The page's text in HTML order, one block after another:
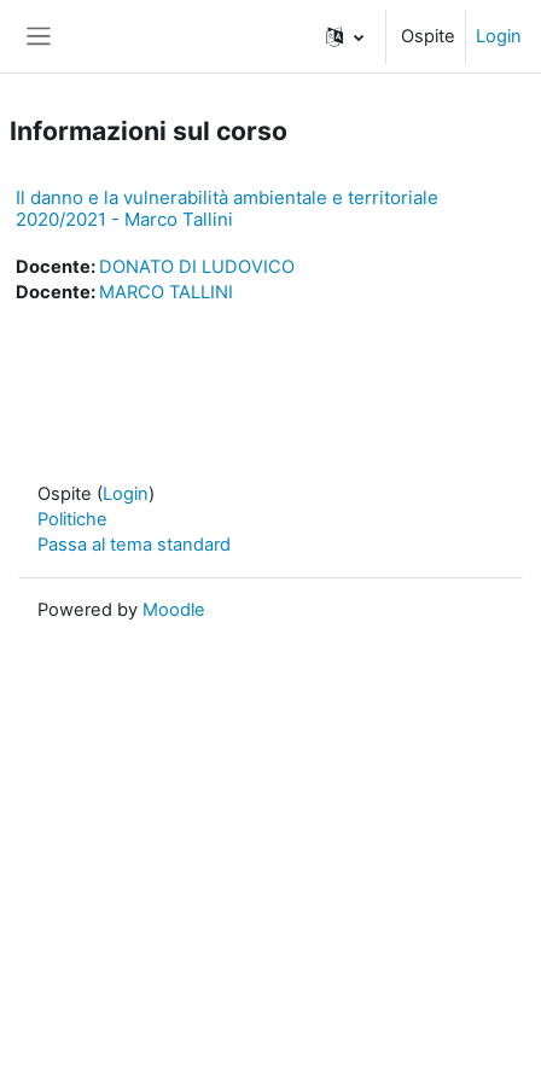
Ospite Login
Informazioni sul corso
Il danno e la vulnerabilità ambientale e territoriale
2020/2021 - Marco Tallini
Docente: DONATO DI LUDOVICO
Docente: MARCO TALLINI
Ospite (Login)
Politiche
Passa al tema standard
Powered by Moodle